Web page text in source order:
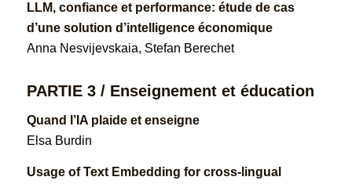
LLM, confiance et performance: étude de cas
d’une solution d’intelligence économique
Anna Nesvijevskaia, Stefan Berechet
PARTIE 3 / Enseignement et éducation
Quand l’IA plaide et enseigne
Elsa Burdin
Usage of Text Embedding for cross-lingual